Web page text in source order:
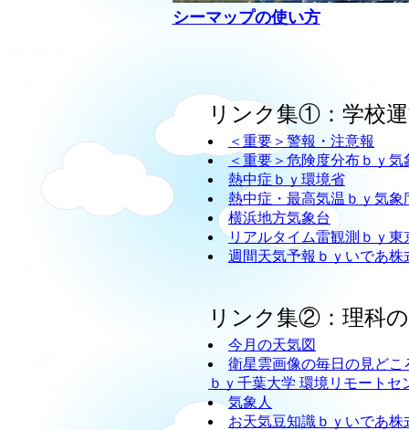
シーマップの使い方
リンク集①：学校
＜重要＞警報・注意報
＜重要＞危険度分布ｂｙ気
熱中症ｂｙ環境省
熱中症・最高気温ｂｙ気象
横浜地方気象台
リアルタイム雷観測ｂｙ東
週間天気予報ｂｙいであ株
リンク集②：理科
今月の天気図
衛星雲画像の毎日の見どこ
ｂｙ千葉大学 環境リモート
気象人
お天気豆知識ｂｙいであ株